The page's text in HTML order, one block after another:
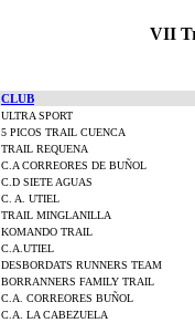
VII
CLUB
ULTRA SPORT
5 PICOS TRAIL CUENCA
TRAIL REQUENA
C.A CORREORES DE BUÑOL
C.D SIETE AGUAS
C. A. UTIEL
TRAIL MINGLANILLA
KOMANDO TRAIL
C.A.UTIEL
DESBORDATS RUNNERS TEAM
BORRANNERS FAMILY TRAIL
C.A. CORREORES BUÑOL
C.A. LA CABEZUELA